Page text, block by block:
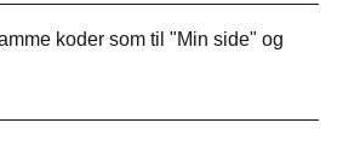
koder som til "Min side" og